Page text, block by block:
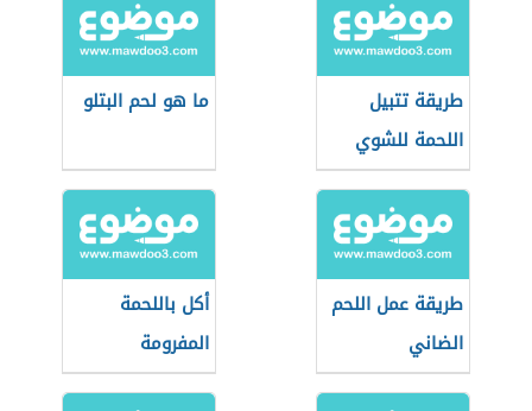
طريقة تتبيل
اللحمة للشوي
ما هو لحم البتلو
طريقة عمل اللحم
الضاني
أكل باللحمة
المفرومة